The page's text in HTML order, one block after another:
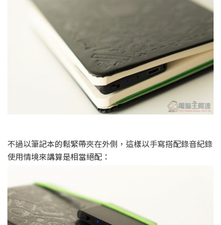
不過以筆記本的鬆緊帶夾在外側，這樣以手寫搭配錄音紀錄
使用情境來講算是相當絕配：